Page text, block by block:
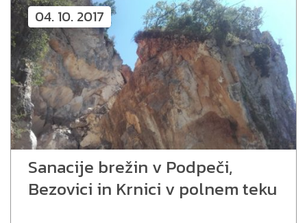
04. 10. 2017
Sanacije brežin v Podpeči,
Bezovici in Krnici v polnem teku